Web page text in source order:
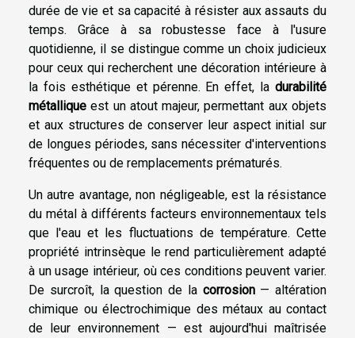
durée de vie et sa capacité à résister aux assauts du
temps. Grâce à sa robustesse face à l'usure
quotidienne, il se distingue comme un choix judicieux
pour ceux qui recherchent une décoration intérieure à
la fois esthétique et pérenne. En effet, la durabilité
métallique est un atout majeur, permettant aux objets
et aux structures de conserver leur aspect initial sur
de longues périodes, sans nécessiter d'interventions
fréquentes ou de remplacements prématurés.
Un autre avantage, non négligeable, est la résistance
du métal à différents facteurs environnementaux tels
que l'eau et les fluctuations de température. Cette
propriété intrinsèque le rend particulièrement adapté
à un usage intérieur, où ces conditions peuvent varier.
De surcroît, la question de la corrosion— altération
chimique ou électrochimique des métaux au contact
de leur environnement — est aujourd'hui maîtrisée